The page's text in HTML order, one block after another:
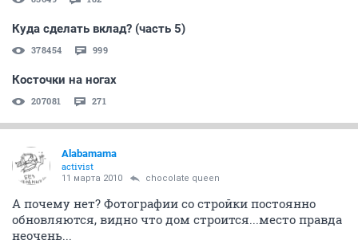
Куда сделать вклад? (часть 5)
378454 999
Косточки на ногах
207081 271
Alabamama
activist
11 марта 2010 chocolate queen
А почему нет? Фотографии со стройки постоянно
обновляются, видно что дом строится...место правда
неочень...